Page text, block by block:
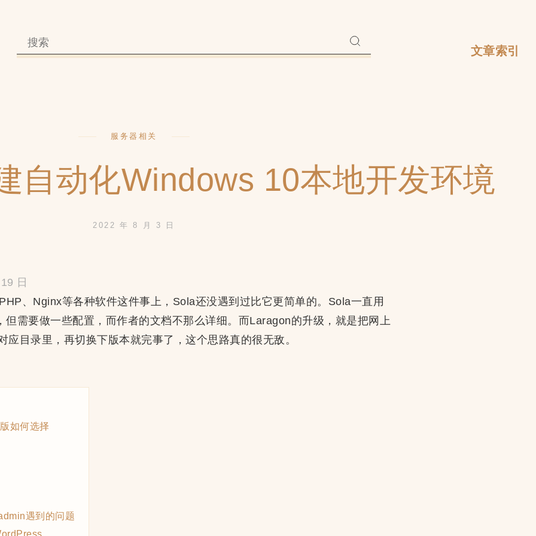
文章索引
服务器相关
自动化Windows 10本地开发环境
2022 年 8 月 3 日
日
、Nginx等各种软件这件事上，Sola还没遇到过比它更简单的。Sola一直用
但需要做一些配置，而作者的文档不那么详细。而Laragon的升级，就是把网上
应目录里，再切换下版本就完事了，这个思路真的很无敌。
如何选择
遇到的问题